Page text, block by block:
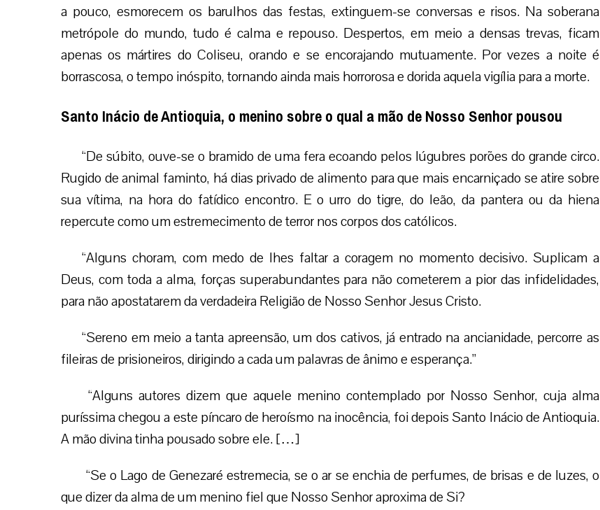
a pouco, esmorecem os barulhos das festas, extinguem-se conversas e risos. Na soberana
metrópole do mundo, tudo é calma e repouso. Despertos, em meio a densas trevas, ficam
apenas os mártires do Coliseu, orando e se encorajando mutuamente. Por vezes a noite é
borrascosa, o tempo inóspito, tornando ainda mais horrorosa e dorida aquela vigília para a morte.
Santo Inácio de Antioquia, o menino sobre o qual a mão de Nosso Senhor pousou
“De súbito, ouve-se o bramido de uma fera ecoando pelos lúgubres porões do grande circo.
Rugido de animal faminto, há dias privado de alimento para que mais encarniçado se atire sobre
sua vítima, na hora do fatídico encontro. E o urro do tigre, do leão, da pantera ou da hiena
repercute como um estremecimento de terror nos corpos dos católicos.
“Alguns choram, com medo de lhes faltar a coragem no momento decisivo. Suplicam a
Deus, com toda a alma, forças superabundantes para não cometerem a pior das infidelidades,
para não apostatarem da verdadeira Religião de Nosso Senhor Jesus Cristo.
“Sereno em meio a tanta apreensão, um dos cativos, já entrado na ancianidade, percorre as
fileiras de prisioneiros, dirigindo a cada um palavras de ânimo e esperança.”
“Alguns autores dizem que aquele menino contemplado por Nosso Senhor, cuja alma
puríssima chegou a este píncaro de heroísmo na inocência, foi depois Santo Inácio de Antioquia.
A mão divina tinha pousado sobre ele. […]
“Se o Lago de Genezaré estremecia, se o ar se enchia de perfumes, de brisas e de luzes, o
que dizer da alma de um menino fiel que Nosso Senhor aproxima de Si?